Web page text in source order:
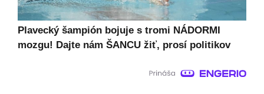
Plavecký šampión bojuje s tromi NÁDORMI
mozgu! Dajte nám ŠANCU žiť, prosí politikov